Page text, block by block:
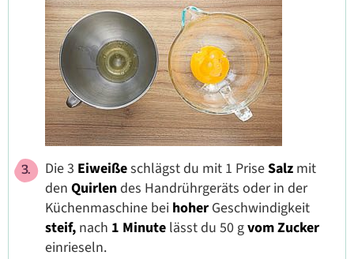
Die 3 Eiweißeschlägst du mit 1 PriseSalz mit
den Quirlendes Handrührgeräts oder in der
Küchenmaschine bei hoher Geschwindigkeit
steif, nach 1 Minute lässt du 50 gvom Zucker
einrieseln.